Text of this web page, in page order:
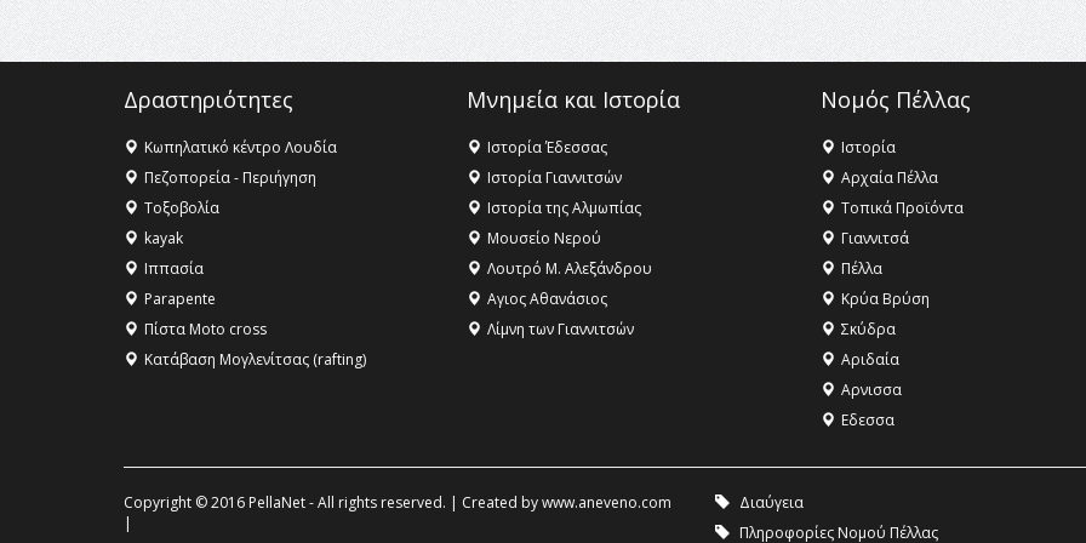
Δραστηριότητες
Κωπηλατικό κέντρο Λουδία
Πεζοπορεία - Περιήγηση
Τοξοβολία
kayak
Ιππασία
Parapente
Πίστα Moto cross
Κατάβαση Μογλενίτσας (rafting)
Μνημεία και Ιστορία
Ιστορία Έδεσσας
Ιστορία Γιαννιτσών
Ιστορία της Αλμωπίας
Μουσείο Νερού
Λουτρό Μ. Αλεξάνδρου
Αγιος Αθανάσιος
Λίμνη των Γιαννιτσών
Νομός Πέλλας
Ιστορία
Αρχαία Πέλλα
Τοπικά Προϊόντα
Γιαννιτσά
Πέλλα
Κρύα Βρύση
Σκύδρα
Αριδαία
Aρνισσα
Eδεσσα
Copyright © 2016 PellaNet - All rights reserved. | Created bywww.aneveno.com
|
Διαύγεια
Πληροφορίες Νομού Πέλλας